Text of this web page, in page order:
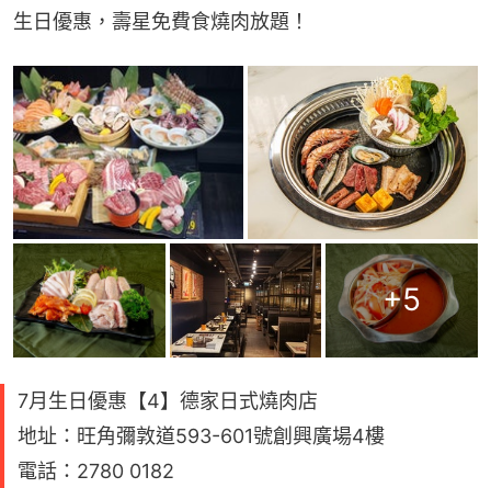
生日優惠，壽星免費食燒肉放題！
+5
7月生日優惠【4】德家日式燒肉店
地址：旺角彌敦道593-601號創興廣場4樓
電話：2780 0182